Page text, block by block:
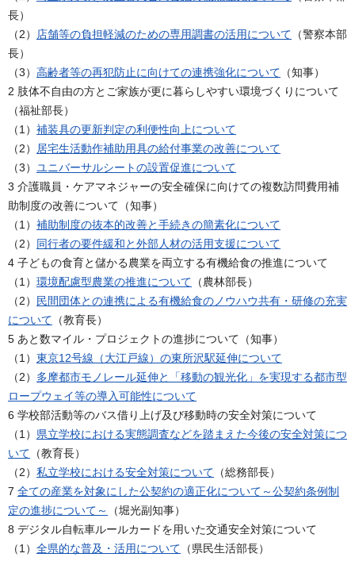
長）
（2）
店舗等の負担軽減のための専用調書の活用について （警察本部
長）
（3） 高齢者等の再犯防止に向けての連携強化について （知事）
2 肢体不自由の方とご家族が更に暮らしやすい環境づくりについて
（福祉部長）
（1） 補装具の更新判定の利便性向上について
（2）
居宅生活動作補助用具の給付事業の改善について
（3） ユニバーサルシートの設置促進について
3 介護職員・ケアマネジャーの安全確保に向けての複数訪問費用補
助制度の改善について（知事）
（1） 補助制度の抜本的改善と手続きの簡素化について
（2） 同行者の要件緩和と外部人材の活用支援について
4 子どもの食育と儲かる農業を両立する有機給食の推進について
（1） 環境配慮型農業の推進について （農林部長）
（2） 民間団体との連携による有機給食のノウハウ共有・研修の充実
について （教育長）
5 あと数マイル・プロジェクトの進捗について（知事）
（1） 東京12号線（大江戸線）の東所沢駅延伸について
（2） 多摩都市モノレール延伸と「移動の観光化」を実現する都市型
ロープウェイ等の導入可能性について
6 学校部活動等のバス借り上げ及び移動時の安全対策について
（1） 県立学校における実態調査などを踏まえた今後の安全対策につ
いて （教育長）
（2） 私立学校における安全対策について （総務部長）
7 全ての産業を対象にした公契約の適正化について～公契約条例制
定の進捗について～
（堀光副知事）
8 デジタル自転車ルールカードを用いた交通安全対策について
（1） 全県的な普及・活用について （県民生活部長）